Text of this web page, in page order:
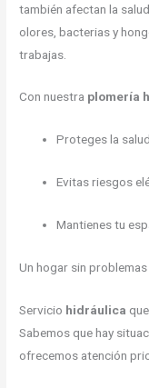
también afectan la
olores, bacterias y
trabajas.
Con nuestra plomería
Proteges la
Evitas riesgos
Mantienes tu
Un hogar sin
Servicio hidráulica
Sabemos que hay
ofrecemos atención